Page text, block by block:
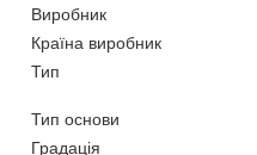
Виробник
Країна виробник
Тип
Тип основи
Градація